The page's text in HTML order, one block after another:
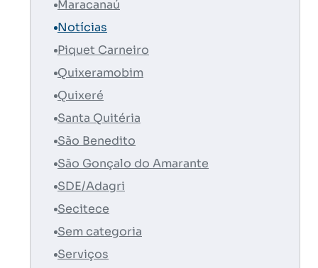
Maracanaú
Notícias
Piquet Carneiro
Quixeramobim
Quixeré
Santa Quitéria
São Benedito
São Gonçalo do Amarante
SDE/Adagri
Secitece
Sem categoria
Serviços